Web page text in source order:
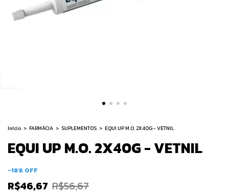
Início > FARMÁCIA > SUPLEMENTOS > EQUI UP M.O. 2X40G - VETNIL
EQUI UP M.O. 2X40G - VETNIL
-18% OFF
R$46,67 R$56,67